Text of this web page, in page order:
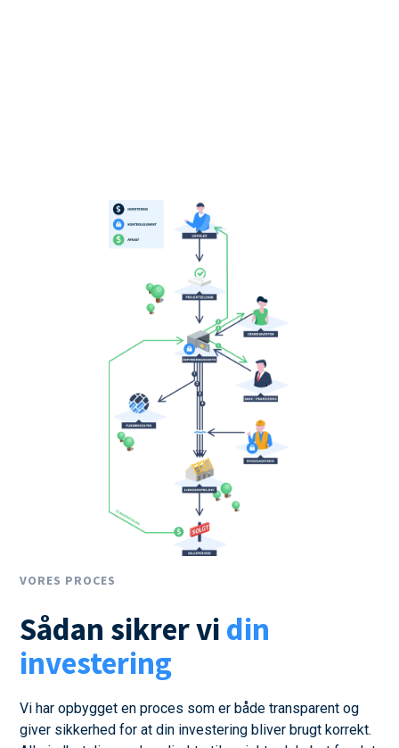
VORES PROCES
Sådan sikrer vi din
investering
Vi har opbygget en proces som er både transparent og
giver sikkerhed for at din investering bliver brugt korrekt.